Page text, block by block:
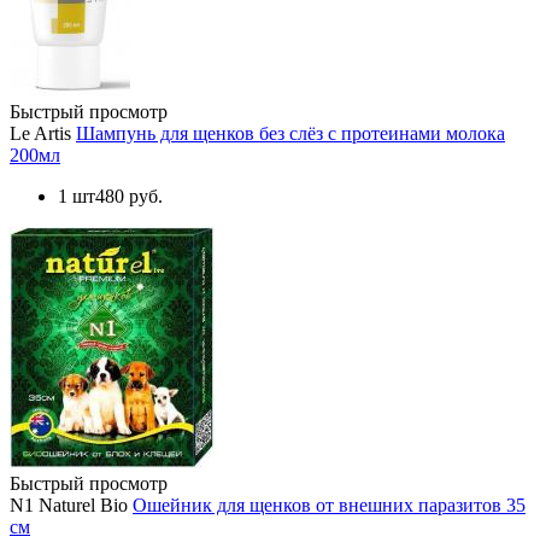
Быстрый просмотр
Le Artis Шампунь для щенков без слёз с протеинами молока
200мл
1 шт480 руб.
Быстрый просмотр
N1 Naturel Bio Ошейник для щенков от внешних паразитов 35
см